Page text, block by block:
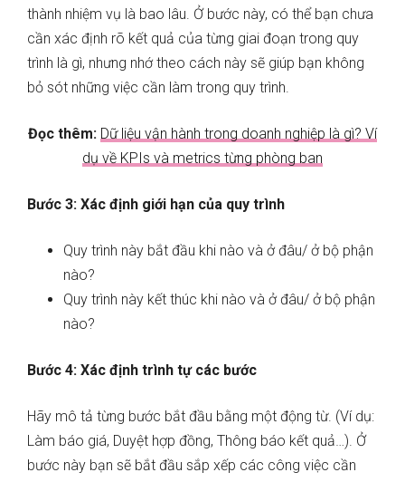
thành nhiệm vụ là bao lâu. Ở bước này, có thể bạn chưa
cần xác định rõ kết quả của từng giai đoạn trong quy
trình là gì, nhưng nhớ theo cách này sẽ giúp bạn không
bỏ sót những việc cần làm trong quy trình.
Đọc thêm: Dữ liệu vận hành trong doanh nghiệp là gì? Ví
dụ về KPIs và metrics từng phòng ban
Bước 3: Xác định giới hạn của quy trình
Quy trình này bắt đầu khi nào và ở đâu/ ở bộ phận
nào?
Quy trình này kết thúc khi nào và ở đâu/ ở bộ phận
nào?
Bước 4: Xác định trình tự các bước
Hãy mô tả từng bước bắt đầu bằng một động từ. (Ví dụ:
Làm báo giá, Duyệt hợp đồng, Thông báo kết quả…). Ở
bước này bạn sẽ bắt đầu sắp xếp các công việc cần